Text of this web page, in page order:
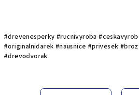
#drevenesperky #rucnivyroba
#originalnidarek #nausnice #privesek
#drevodvorak